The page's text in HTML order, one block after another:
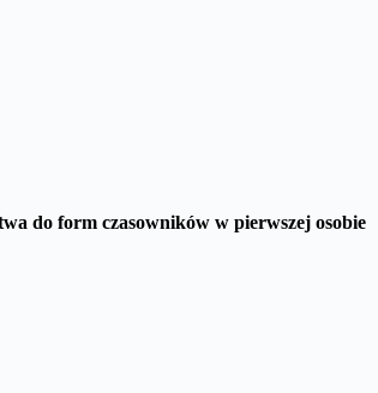
do form czasowników w pierwszej osobie